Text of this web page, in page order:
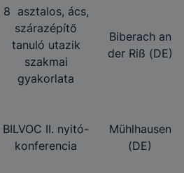
8 asztalos, ács,
szárazépítő
tanuló utazik
szakmai
gyakorlata
Biberach an
der Riß (DE)
BILVOC II. nyitó-
konferencia
Mühlhausen
(DE)